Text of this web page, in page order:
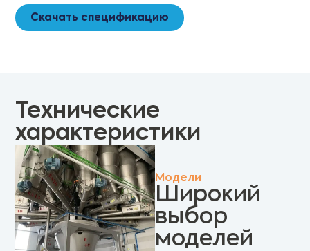
Скачать спецификацию
Технические
характеристики
Модели
Широкий
выбор
моделей